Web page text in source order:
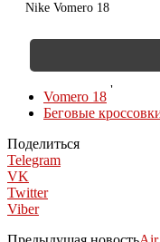
Nike Vomero 18
Vomero 18
Беговые
Поделиться
Telegram
VK
Twitter
Viber